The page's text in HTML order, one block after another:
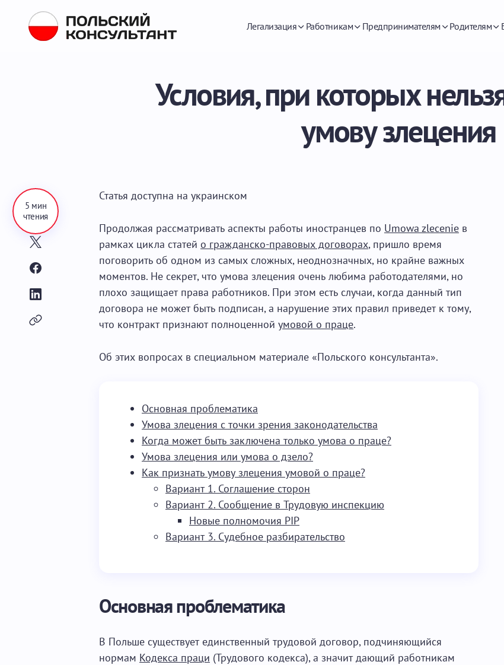
Легализация Работникам Предпринимателям Родителям
Условия, при которых
умову злецения
5 мин
чтения
Статья доступна на украинском
Продолжая рассматривать аспекты работы иностранцев по Umowa zlecenie в
рамках цикла статей о гражданско-правовых договорах, пришло время
поговорить об одном из самых сложных, неоднозначных, но крайне важных
моментов. Не секрет, что умова злецения очень любима работодателями, но
плохо защищает права работников. При этом есть случаи, когда данный тип
договора не может быть подписан, а нарушение этих правил приведет к тому,
что контракт признают полноценной умовой о праце.
Об этих вопросах в специальном материале «Польского консультанта».
Основная проблематика
Умова злецения с точки зрения законодательства
Когда может быть заключена только умова о праце?
Умова злецения или умова о дзело?
Как признать умову злецения умовой о праце?
Вариант 1. Соглашение сторон
Вариант 2. Сообщение в Трудовую инспекцию
Новые полномочия PIP
Вариант 3. Судебное разбирательство
Основная проблематика
В Польше существует единственный трудовой договор, подчиняющийся
нормам Кодекса праци (Трудового кодекса), а значит дающий работникам